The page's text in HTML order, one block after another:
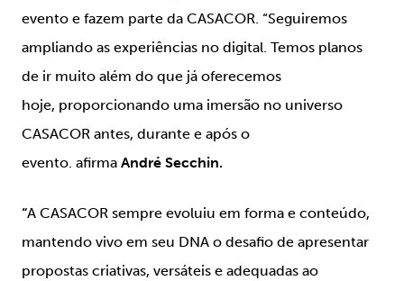
evento e fazem parte da CASACOR. “Seguiremos
ampliando as experiências no digital. Temos planos
de ir muito além do que já oferecemos
hoje, proporcionando uma imersão no universo
CASACOR antes, durante e após o
evento. afirma André Secchin.
“A CASACOR sempre evoluiu em forma e conteúdo,
mantendo vivo em seu DNA o desafio de apresentar
propostas criativas, versáteis e adequadas ao